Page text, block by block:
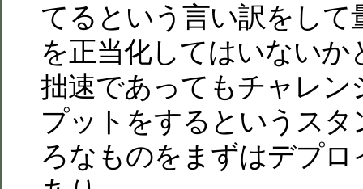
てるという言い訳をして
を正当化してはいないか
拙速であってもチャレン
プットをするというス
ろなものをまずはデプ